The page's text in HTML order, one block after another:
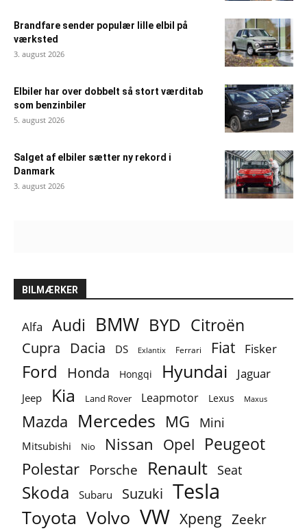
Brandfare sender populær lille elbil på
værksted
3. august 2026
Elbiler har over dobbelt så stort værditab
som benzinbiler
5. august 2026
Salget af elbiler sætter ny rekord i
Danmark
3. august 2026
BILMÆRKER
Alfa Audi BMW BYD Citroën
Cupra Dacia DS Exlantix Ferrari Fiat Fisker
Ford Honda Hongqi Hyundai Jaguar
Jeep Kia Land Rover Leapmotor Lexus Maxus
Mazda Mercedes MG Mini
Mitsubishi Nio Nissan Opel Peugeot
Polestar Porsche Renault Seat
Skoda Subaru Suzuki Tesla
Toyota Volvo VW Xpeng Zeekr